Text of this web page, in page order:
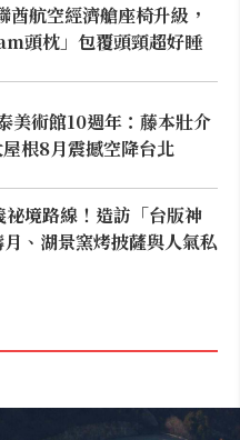
酋航空經濟艙座椅升級，
頭枕」包覆頭頸超好睡
美術館10週年：藤本壯介
根8月震撼空降台北
境路線！造訪「台版神
、湖景窯烤披薩與人氣私